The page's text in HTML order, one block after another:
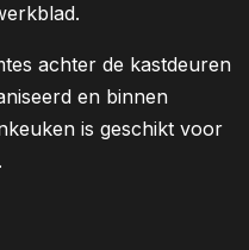
achter de kastdeuren
en binnen
is geschikt voor